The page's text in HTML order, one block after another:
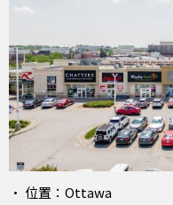
• 位置：Ottawa